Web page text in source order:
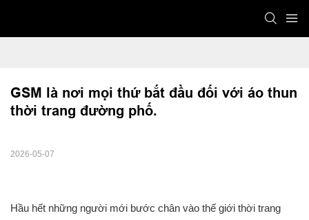
GSM là nơi mọi thứ bắt đầu đối với áo thun
thời trang đường phố.
2026-05-07
Hầu hết những người mới bước chân vào thế giới thời trang